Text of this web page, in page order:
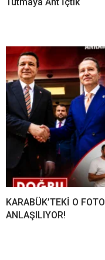
KARABÜK’TEKİ O
ANLAŞILIYOR!